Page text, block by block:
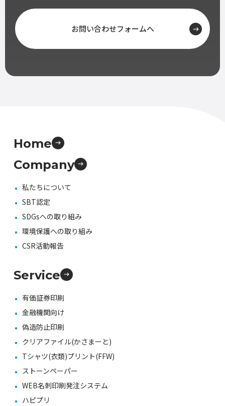
お問い合わせフォームへ
Home
Company
私たちについて
SBT認定
SDGsへの取り組み
環境保護への取り組み
CSR活動報告
Service
有価証券印刷
金融機関向け
偽造防止印刷
クリアファイル(かさまーと)
Tシャツ(衣類)プリント(FFW)
ストーンペーパー
WEB名刺印刷発注システム
ハピプリ